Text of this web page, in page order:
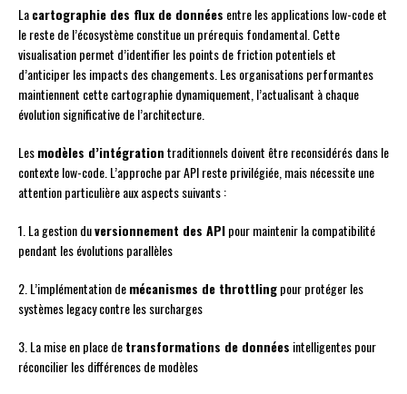
Lacartographie des flux de données entre les applications low-code et
le reste de l’écosystème constitue un prérequis fondamental. Cette
visualisation permet d’identifier les points de friction potentiels et
d’anticiper les impacts des changements. Les organisations performantes
maintiennent cette cartographie dynamiquement, l’actualisant à chaque
évolution significative de l’architecture.
Lesmodèles d’intégrationtraditionnels doivent être reconsidérés dans le
contexte low-code. L’approche par API reste privilégiée, mais nécessite une
attention particulière aux aspects suivants :
1. La gestion duversionnement des APIpour maintenir la compatibilité
pendant les évolutions parallèles
2. L’implémentation demécanismes de throttlingpour protéger les
systèmes legacy contre les surcharges
3. La mise en place detransformations de données intelligentes pour
réconcilier les différences de modèles